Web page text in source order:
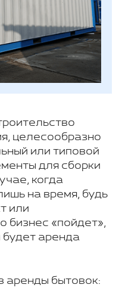
целесообразно
или типовой
для сборки
когда
на время, будь
или
бизнес «пойдет»,
аренда
аренды бытовок: